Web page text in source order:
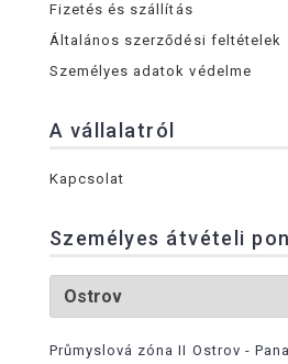
Fizetés és szállítás
Általános szerződési feltételek
Személyes adatok védelme
A vállalatról
Kapcsolat
Személyes átvételi
Průmyslová zóna II Ostrov -